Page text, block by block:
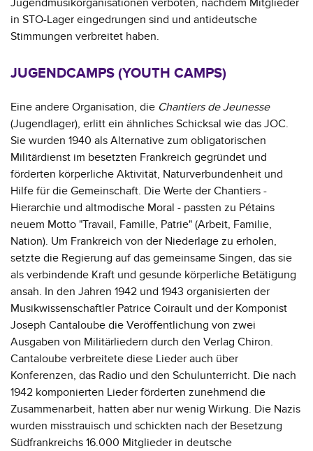
in STO-Lager eingedrungen sind und antideutsche
Stimmungen verbreitet haben.
JUGENDCAMPS (YOUTH CAMPS)
Eine andere Organisation, die Chantiers de Jeunesse
(Jugendlager), erlitt ein ähnliches Schicksal wie das JOC.
Sie wurden 1940 als Alternative zum obligatorischen
Militärdienst im besetzten Frankreich gegründet und
förderten körperliche Aktivität, Naturverbundenheit und
Hilfe für die Gemeinschaft. Die Werte der Chantiers -
Hierarchie und altmodische Moral - passten zu Pétains
neuem Motto "Travail, Famille, Patrie" (Arbeit, Familie,
Nation). Um Frankreich von der Niederlage zu erholen,
setzte die Regierung auf das gemeinsame Singen, das sie
als verbindende Kraft und gesunde körperliche Betätigung
ansah. In den Jahren 1942 und 1943 organisierten der
Musikwissenschaftler Patrice Coirault und der Komponist
Joseph Cantaloube die Veröffentlichung von zwei
Ausgaben von Militärliedern durch den Verlag Chiron.
Cantaloube verbreitete diese Lieder auch über
Konferenzen, das Radio und den Schulunterricht. Die nach
1942 komponierten Lieder förderten zunehmend die
Zusammenarbeit, hatten aber nur wenig Wirkung. Die Nazis
wurden misstrauisch und schickten nach der Besetzung
Südfrankreichs 16.000 Mitglieder in deutsche